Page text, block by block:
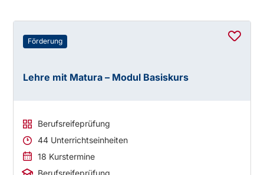
Förderung
Lehre mit Matura – Modul Basiskurs
Berufsreifeprüfung
44 Unterrichtseinheiten
18 Kurstermine
Berufsreifeprüfung